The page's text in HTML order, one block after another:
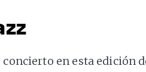
en esta edición